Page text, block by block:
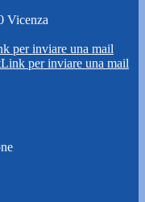
Vicenza
per inviare una mail
Link per inviare una mail